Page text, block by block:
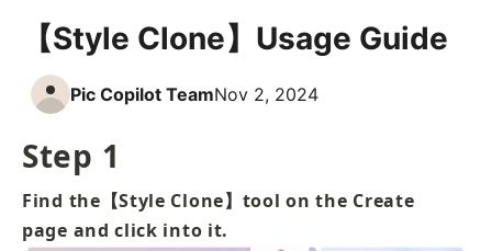
【Style Clone】Usage Guide
Pic Copilot TeamNov 2, 2024
Step 1
Find the【Style Clone】tool on the Create
page and click into it.